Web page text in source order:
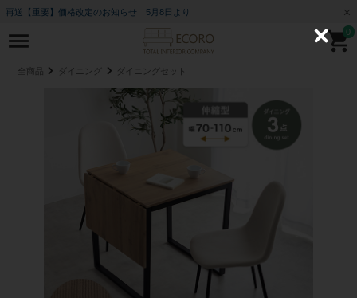
再送【重要】価格改定のお知らせ 5月8日より
0
全商品 ダイニング ダイニングセット
C